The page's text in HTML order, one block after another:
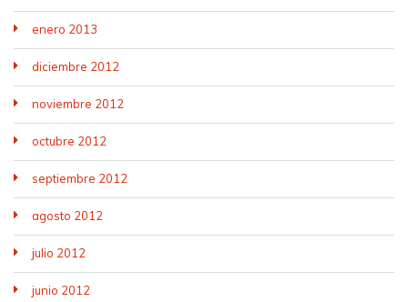
enero 2013
diciembre 2012
noviembre 2012
octubre 2012
septiembre 2012
agosto 2012
julio 2012
junio 2012